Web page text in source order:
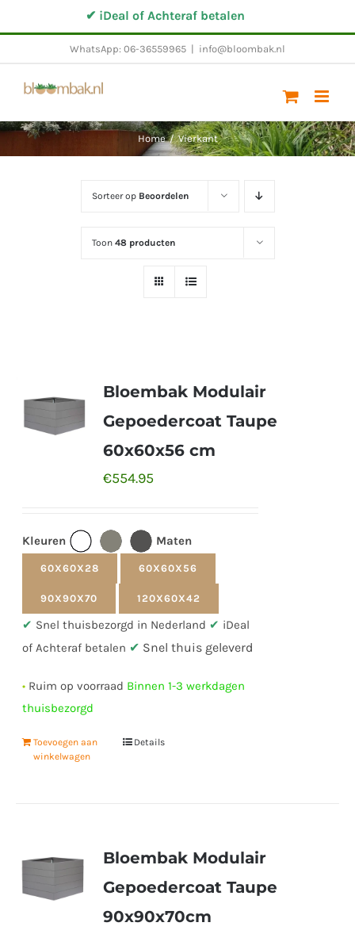
naar
✔ iDeal of Achteraf betalen
WhatsApp: 06-36559965 info@bloombak.nl
Home / Vierkant
Sorteer op Beoordelen
Toon 48 producten
Bloembak Modulair
Gepoedercoat Taupe
60x60x56 cm
€554.95
Kleuren Maten
60X60X28 60X60X56
90X90X70 120X60X42
✔ Snel thuisbezorgd in Nederland ✔ iDeal
of Achteraf betalen ✔ Snel thuis geleverd
• Ruim op voorraad Binnen 1-3 werkdagen
thuisbezorgd
Toevoegen aan
winkelwagen
Details
Bloembak Modulair
Gepoedercoat Taupe
90x90x70cm